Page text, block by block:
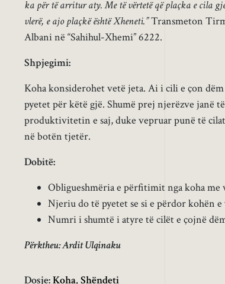
ka për të arritur aty. Me të vërtetë që plaçka e cila
vlerë, e ajo plaçkë është Xheneti.”Transmeton
Albani në “Sahihul-Xhemi” 6222.
Shpjegimi:
Koha konsiderohet vetë jeta. Ai i cili e çon
pyetet për këtë gjë. Shumë prej njerëzve janë
produktivitetin e saj, duke vepruar punë të
në botën tjetër.
Dobitë:
Obligueshmëria e përfitimit nga koha me
Njeriu do të pyetet se si e përdor kohën e
Numri i shumtë i atyre të cilët e çojnë
Përktheu: Ardit Ulqinaku
Dosje:Koha,Shëndeti